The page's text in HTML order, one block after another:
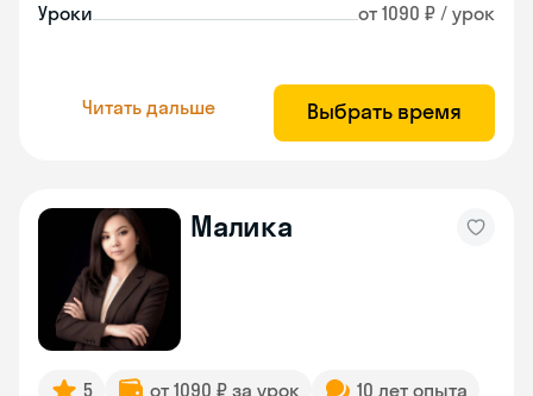
Уроки от 1090 ₽ / урок
Читать дальше Выбрать время
Малика
5 от 1090 ₽ за урок
10 лет опыта